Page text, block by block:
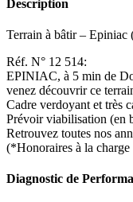
Description
Terrain à bâtir – Epiniac
Réf. N° 12 514:
EPINIAC, à 5 min de
venez découvrir ce
Cadre verdoyant et très
Prévoir viabilisation (en
Retrouvez toutes nos
(*Honoraires à la
Diagnostic de